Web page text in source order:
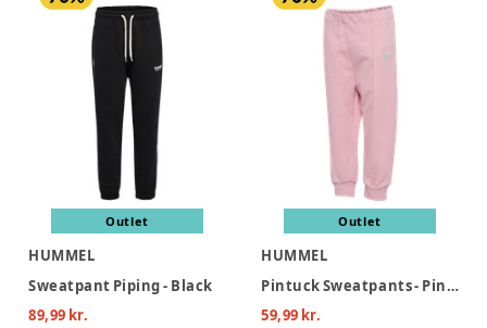
Outlet
HUMMEL
Sweatpant Piping - Black
89,99 kr.
Outlet
HUMMEL
Pintuck Sweatpants - Pink necta
59,99 kr.